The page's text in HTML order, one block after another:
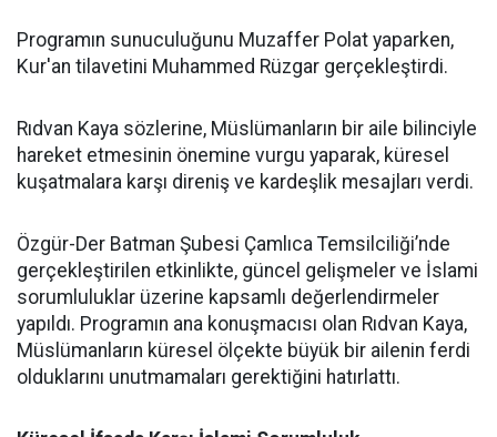
Programın sunuculuğunu Muzaffer Polat yaparken,
Kur'an tilavetini Muhammed Rüzgar gerçekleştirdi.
Rıdvan Kaya sözlerine, Müslümanların bir aile bilinciyle
hareket etmesinin önemine vurgu yaparak, küresel
kuşatmalara karşı direniş ve kardeşlik mesajları verdi.
Özgür-Der Batman Şubesi Çamlıca Temsilciliği’nde
gerçekleştirilen etkinlikte, güncel gelişmeler ve İslami
sorumluluklar üzerine kapsamlı değerlendirmeler
yapıldı. Programın ana konuşmacısı olan Rıdvan Kaya,
Müslümanların küresel ölçekte büyük bir ailenin ferdi
olduklarını unutmamaları gerektiğini hatırlattı.